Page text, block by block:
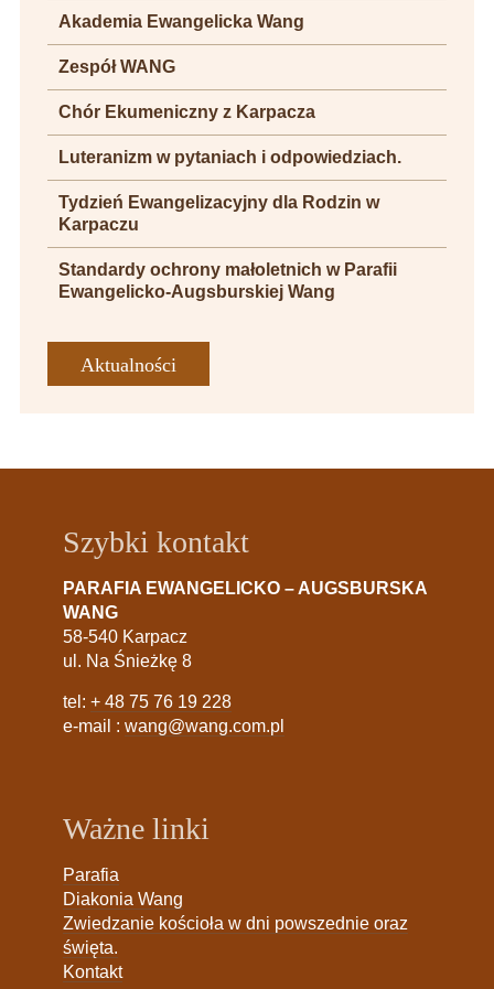
Akademia Ewangelicka Wang
Zespół WANG
Chór Ekumeniczny z Karpacza
Luteranizm w pytaniach i odpowiedziach.
Tydzień Ewangelizacyjny dla Rodzin w
Karpaczu
Standardy ochrony małoletnich w Parafii
Ewangelicko-Augsburskiej Wang
Aktualności
Szybki kontakt
PARAFIA EWANGELICKO – AUGSBURSKA
WANG
58-540 Karpacz
ul. Na Śnieżkę 8
tel: + 48 75 76 19 228
e-mail : wang@wang.com.pl
Ważne linki
Parafia
Diakonia Wang
Zwiedzanie kościoła w dni powszednie oraz
święta.
Kontakt